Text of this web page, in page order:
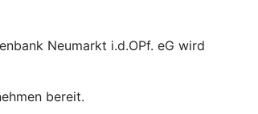
Neumarkt i.d.OPf. eG wird
bereit.